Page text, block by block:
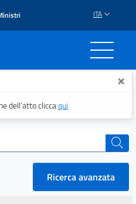
ITA
portale ×
dell’atto cliccaqui
cerca
Ricerca avanzata